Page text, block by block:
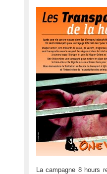
La campagne 8 hours